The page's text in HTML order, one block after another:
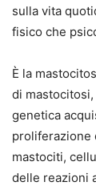
sulla vita
fisico che
È la
di mastocitosi,
genetica
proliferazione
mastociti,
delle reazioni